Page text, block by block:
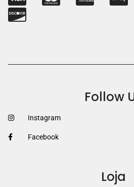
Follow
Instagram
Facebook
Loja